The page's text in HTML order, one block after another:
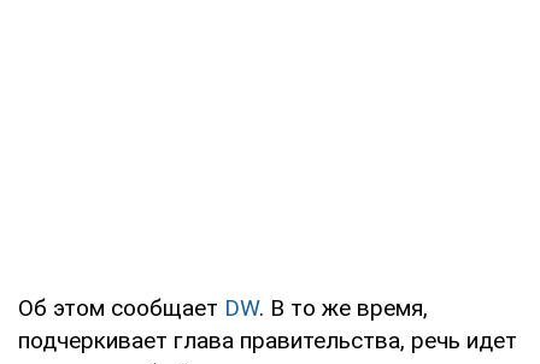
Об этом сообщает DW. В то же время,
подчеркивает глава правительства, речь идет